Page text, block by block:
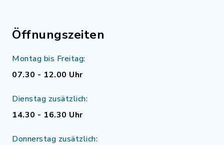
Öffnungszeiten
Montag bis Freitag:
07.30 - 12.00 Uhr
Dienstag zusätzlich:
14.30 - 16.30 Uhr
Donnerstag zusätzlich: